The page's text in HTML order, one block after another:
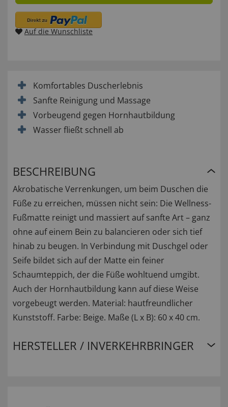
Auf die Wunschliste
Komfortables Duscherlebnis
Sanfte Reinigung und Massage
Vorbeugend gegen Hornhautbildung
Wasser fließt schnell ab
BESCHREIBUNG
Akrobatische Verrenkungen, um beim Duschen die
Füße zu erreichen, müssen nicht sein: Die Wellness-
Fußmatte reinigt und massiert auf sanfte Art – ganz
ohne auf einem Bein zu balancieren oder sich tief
hinab zu beugen. In Verbindung mit Duschgel oder
Seife bildet sich auf der Matte ein feiner
Schaumteppich, der die Füße wohltuend umgibt.
Auch der Hornhautbildung kann auf diese Weise
vorgebeugt werden. Material: hautfreundlicher
Kunststoff. Farbe: Beige. Maße (L x B): 60 x 40 cm.
HERSTELLER / INVERKEHRBRINGER